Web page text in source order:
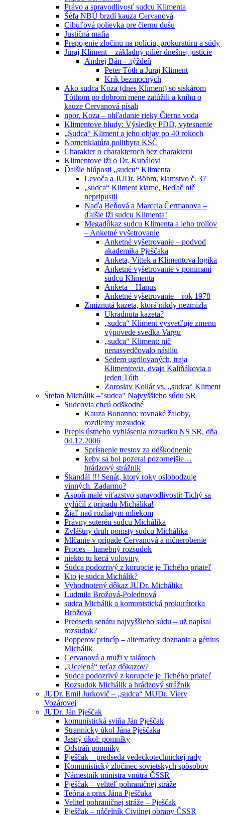
Právo a spravodlivosť sudcu Klimenta
Šéfa NBÚ brzdí kauza Cervanová
Cibuľová polievka pre čiernu dušu
Justičná mafia
Prepojenie zločinu na políciu, prokuratúru a súdy
Juraj Kliment – základný piliér dnešnej justície
Andrej Bán - .týždeň
Peter Tóth a Juraj Kliment
Krik bezmocných
Ako sudca Koza (dnes Kliment) so siskárom
Tóthom po dobrom mene zatúžili a knihu o
kauze Cervanová písali
npor. Koza – ohľadanie rieky Čierna voda
Klimentove bludy: Výsledky PDD, vytesnenie
„Sudca“ Kliment a jeho objav po 40 rokoch
Nomenklatúra politbyra KSČ
Charakter o charakteroch bez charakteru
Klimentove lži o Dr. Kubálovi
Ďalšie hlúposti „sudcu“ Klimenta
Levoča a JUDr. Böhm, klamstvo č. 37
„sudca“ Kliment klame, Beďač nič
nepripustil
Naďa Beňová a Marcela Čermanova –
ďalšie lži sudcu Klimenta!
Megadôkaz sudcu Klimenta a jeho trollov
– Anketné vyšetrovanie
Anketné vyšetrovanie – podvod
akademika Pješčaka
Anketa, Vittek a Klimentova logika
Anketné vyšetrovanie v ponímaní
sudcu Klimenta
Anketa – Hanus
Anketné vyšetrovanie – rok 1978
Zmiznutá kazeta, ktorá nikdy nezmizla
Ukradnuta kazeta?
„sudca“ Kliment vysvetľuje zmenu
výpovede svedka Vargu
„sudca“ Kliment: nič
nenasvedčovalo násiliu
Sedem ugrilovaných, traja
Klimentovia, dvaja Kaliňákovia a
jeden Tóth
Zoroslav Kollár vs. „sudca“ Kliment
Štefan Michálik –"sudca" Najvyššieho súdu SR
Sudcovia chcú odškodné
Kauza Bonanno: rovnaké žaloby,
rozdielny rozsudok
Prepis ústneho vyhlásenia rozsudku NS SR, dňa
04.12.2006
Sprísnenie trestov za odškodnenie
keby sa bol pozeral pozornejšie…
hrádzový strážnik
Škandál !!! Senát, ktorý roky oslobodzuje
vinných. Zadarmo?
Aspoň malé víťazstvo spravodlivosti: Tichý sa
vylúčil z prípadu Michálika!
Žiaľ nad rozliatym mliekom
Právny suterén sudcu Michálika
Zvláštny druh pomsty sudcu Michálika
Mlčanie v prípade Cervanová a ničnerobenie
Proces – hanebný rozsudok
niekto tu kecá voloviny
Sudca podozrivý z korupcie je Tichého priateľ
Kto je sudca Michálik?
Vyhodnotený dôkaz JUDr. Michálika
Ludmila Brožová-Polednová
sudca Michálik a komunistická prokurátorka
Brožová
Predseda senátu najvyššieho súdu – už napísal
rozsudok?
Popperov princíp – alternatívy doznania a génius
Michálik
Cervanová a muži v talároch
„Ucelená“ reťaz dôkazov?
Sudca podozrivý z korupcie je Tichého priateľ
Rozsudok Michálik a hrádzový strážnik
JUDr. Emil Jurkovič – „sudca“ MUDr. Viery
Vozárovej
JUDr. Ján Pješčak
komunistická sviňa Ján Pješčak
Strannícky úkol Jána Pješčaka
Jasný úkol: pomníky
Odstráň pomníky
Pješčak – predseda vedeckotechnickej rady
Komunistický zločinec sovietskych spôsobov
Námestník ministra vnútra ČSSR
Pješčak – veliteľ pohraničnej stráže
Teória a prax Jána Pješčaka
Velitel pohraničnej stráže – Pješčak
Pješčak – náčelník Civilnej obrany ČSSR